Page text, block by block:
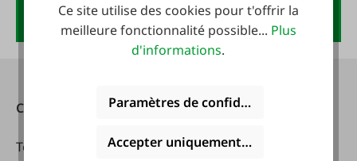
Anmelden
Contact
Téléphone :
0043 7672
Heures d'ouverture:
lundi - vendredi:
Ce site utilise des cookies pour t'offrir la
meilleure fonctionnalité possible... Plus
d'informations.
Paramètres de confidentialité
Accepter uniquement les cookies